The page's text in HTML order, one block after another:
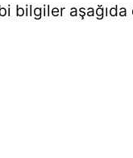
bilgiler aşağıda